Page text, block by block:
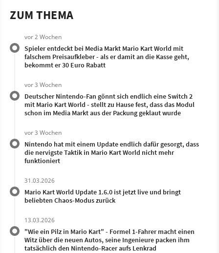
ZUM THEMA
vor 2 Wochen
Spieler entdeckt bei Media Markt Mario Kart World mit
falschem Preisaufkleber - als er damit an die Kasse geht,
bekommt er 30 Euro Rabatt
vor 3 Wochen
Deutscher Nintendo-Fan gönnt sich endlich eine Switch 2
mit Mario Kart World - stellt zu Hause fest, dass das Modul
schon im Media Markt aus der Packung geklaut wurde
vor 3 Wochen
Nintendo hat mit einem Update endlich dafür gesorgt, dass
die nervigste Taktik in Mario Kart World nicht mehr
funktioniert
31.03.2026
Mario Kart World Update 1.6.0 ist jetzt live und bringt
beliebten Chaos-Modus zurück
13.03.2026
"Wie ein Pilz in Mario Kart" - Formel 1-Fahrer macht einen
Witz über die neuen Autos, seine Ingenieure packen ihm
tatsächlich den Nintendo-Racer aufs Lenkrad